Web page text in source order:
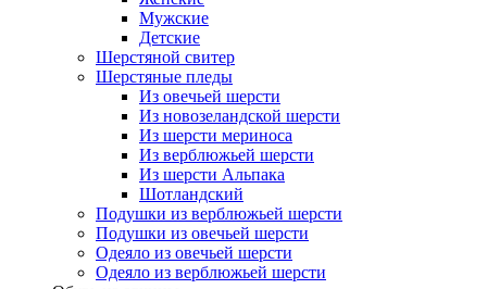
Мужские
Детские
Шерстяной свитер
Шерстяные пледы
Из овечьей шерсти
Из новозеландской шерсти
Из шерсти мериноса
Из верблюжьей шерсти
Из шерсти Альпака
Шотландский
Подушки из верблюжьей шерсти
Подушки из овечьей шерсти
Одеяло из овечьей шерсти
Одеяло из верблюжьей шерсти